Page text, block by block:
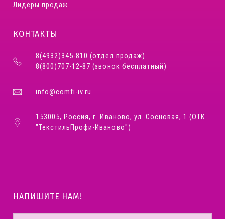
Лидеры продаж
КОНТАКТЫ
8(4932)345-810 (отдел продаж)
8(800)707-12-87 (звонок бесплатный)
info@comfi-iv.ru
153005, Россия, г. Иваново, ул. Сосновая, 1 (ОТК
"ТекстильПрофи-Иваново")
НАПИШИТЕ НАМ!